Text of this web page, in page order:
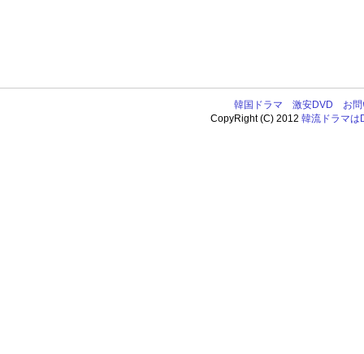
韓国ドラマ 激安DVD
お
CopyRight (C) 2012韓流ドラマは